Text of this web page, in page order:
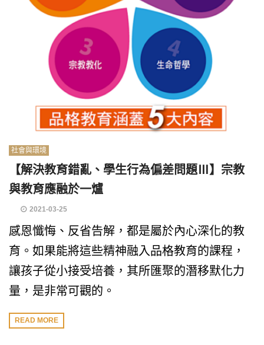
社會與環境
【解決教育錯亂、學生行為偏差問題Ⅲ】宗教
與教育應融於一爐
2021-03-25
感恩懺悔、反省告解，都是屬於內心深化的教
育。如果能將這些精神融入品格教育的課程，
讓孩子從小接受培養，其所匯聚的潛移默化力
量，是非常可觀的。
READ MORE